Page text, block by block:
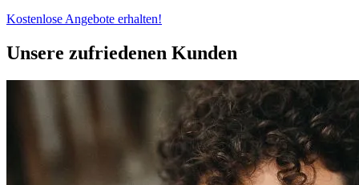
Kostenlose Angebote erhalten!
Unsere zufriedenen Kunden